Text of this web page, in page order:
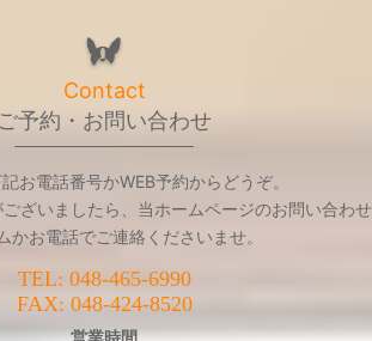
Contact
ご予約・お問い合わせ
お電話番号かWEB予約からどうぞ。
ざいましたら、当ホームページのお問い合わせ
かお電話でご連絡くださいませ。
TEL: 048-465-6990
FAX: 048-424-8520
営業時間